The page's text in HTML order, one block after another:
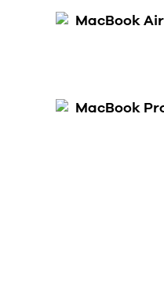
MacBook
MacBook